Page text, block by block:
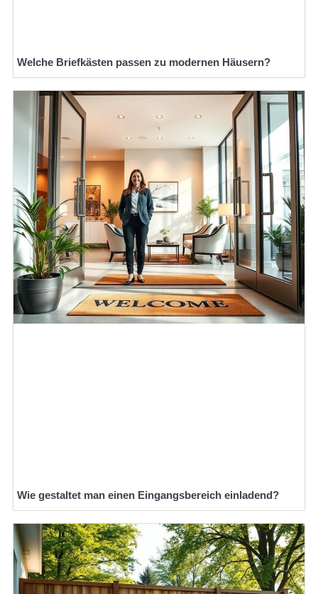
Welche Briefkästen passen zu modernen Häusern?
Wie gestaltet man einen Eingangsbereich einladend?